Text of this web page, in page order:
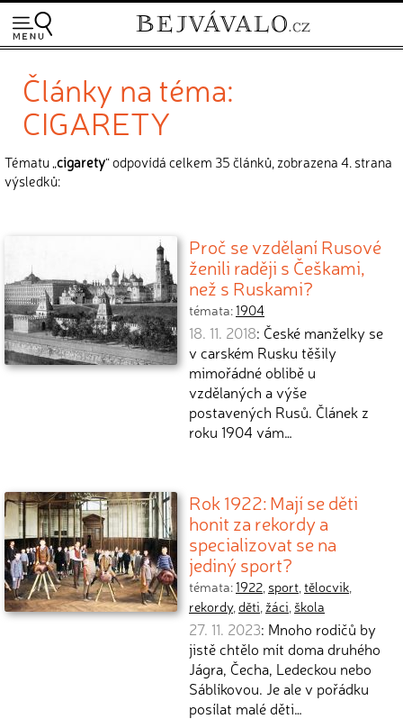
Články na téma:
CIGARETY
Tématu „cigarety“ odpovídá celkem 35 článků, zobrazena 4. strana
výsledků:
Proč se vzdělaní Rusové
ženili raději s Češkami,
než s Ruskami?
témata:1904
18. 11. 2018: České manželky se
v carském Rusku těšily
mimořádné oblibě u
vzdělaných a výše
postavených Rusů. Článek z
roku 1904 vám…
Rok 1922: Mají se děti
honit za rekordy a
specializovat se na
jediný sport?
témata:1922, sport,tělocvik,
rekordy,děti, žáci, škola
27. 11. 2023: Mnoho rodičů by
jistě chtělo mít doma druhého
Jágra, Čecha, Ledeckou nebo
Sáblíkovou. Je ale v pořádku
posílat malé děti…